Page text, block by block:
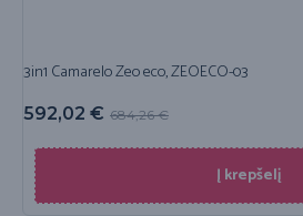
3in1 Camarelo Zeo eco, ZEOECO-03
684,26€
592,02 €
Į krepšelį